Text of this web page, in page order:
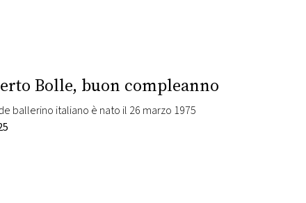
Bolle, buon compleanno
ballerino italiano è nato il 26 marzo 1975